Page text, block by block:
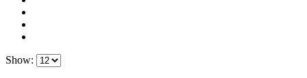
Show: